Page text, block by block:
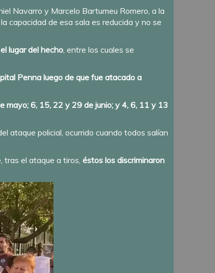
Navarro y Marcelo Bartumeu Romero, a la
capacidad de esa sala es reducida y no se
lugar del hecho , entre los cuales se
Penna luego de que fue atacado a
mayo; 6, 15, 22 y 29 de junio; y 4, 6, 11 y 13
ataque policial, ocurrido cuando todos salían
tras el ataque a tiros,éstos los discriminaron